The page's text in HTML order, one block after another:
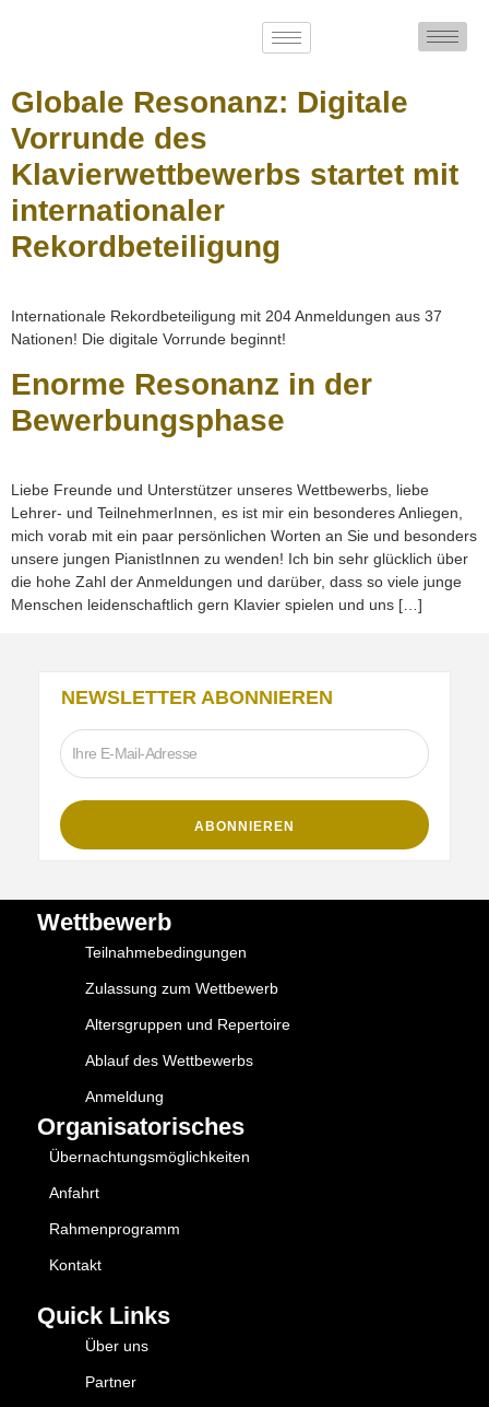
Globale Resonanz: Digitale
Vorrunde des
Klavierwettbewerbs startet mit
internationaler
Rekordbeteiligung
Internationale Rekordbeteiligung mit 204 Anmeldungen aus 37
Nationen! Die digitale Vorrunde beginnt!
Enorme Resonanz in der
Bewerbungsphase
Liebe Freunde und Unterstützer unseres Wettbewerbs, liebe
Lehrer- und TeilnehmerInnen, es ist mir ein besonderes Anliegen,
mich vorab mit ein paar persönlichen Worten an Sie und besonders
unsere jungen PianistInnen zu wenden! Ich bin sehr glücklich über
die hohe Zahl der Anmeldungen und darüber, dass so viele junge
Menschen leidenschaftlich gern Klavier spielen und uns […]
NEWSLETTER ABONNIEREN
Wettbewerb
Teilnahmebedingungen
Zulassung zum Wettbewerb
Altersgruppen und Repertoire
Ablauf des Wettbewerbs
Anmeldung
Organisatorisches
Übernachtungsmöglichkeiten
Anfahrt
Rahmenprogramm
Kontakt
Quick Links
Über uns
Partner